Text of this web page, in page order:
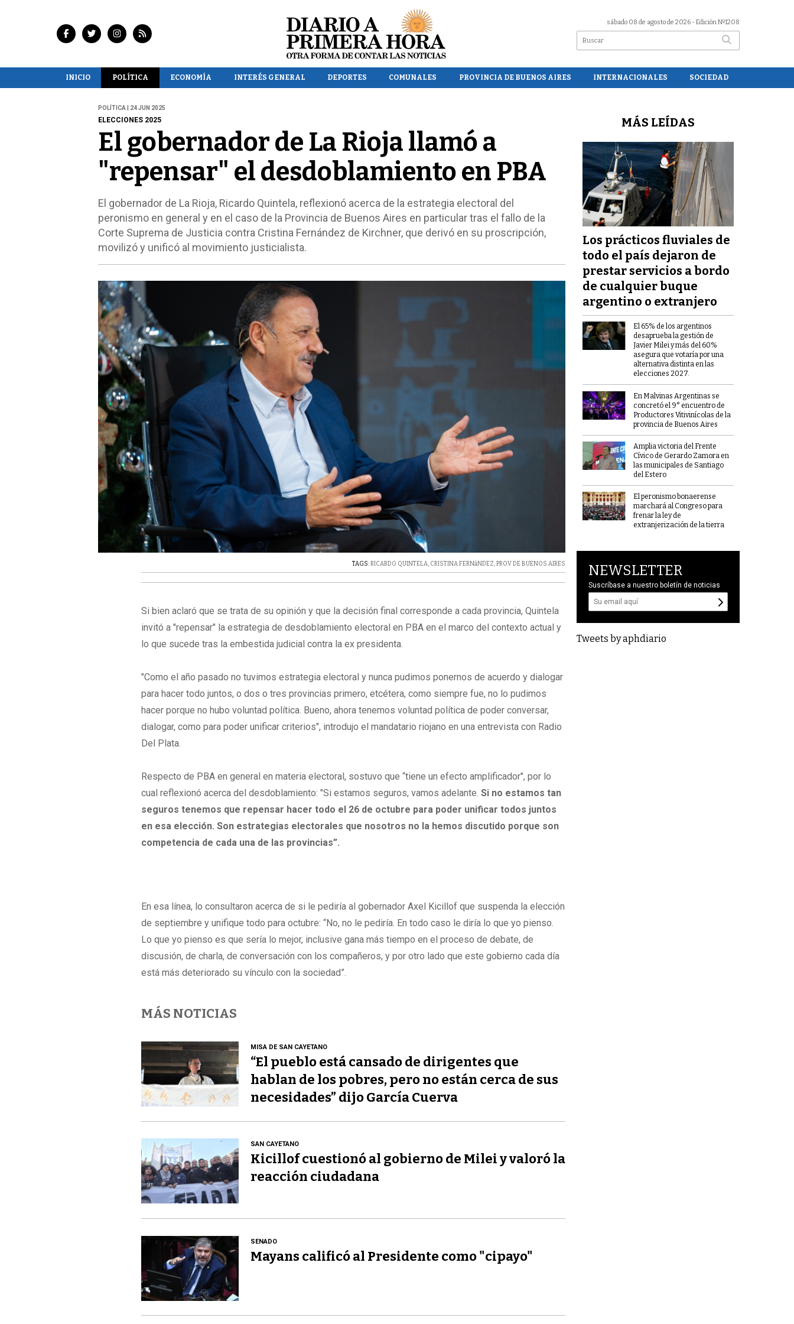
sábado 08 de agosto de 2026 - Edición Nº1208
INICIO POLÍTICA ECONOMÍA INTERÉS GENERAL DEPORTES COMUNALES PROVINCIA DE BUENOS AIRES INTERNACIONALES SOCIEDAD
POLÍTICA | 24 JUN 2025
ELECCIONES 2025
El gobernador de La Rioja llamó a
"repensar" el desdoblamiento en PBA
El gobernador de La Rioja, Ricardo Quintela, reflexionó acerca de la estrategia electoral del
peronismo en general y en el caso de la Provincia de Buenos Aires en particular tras el fallo de la
Corte Suprema de Justicia contra Cristina Fernández de Kirchner, que derivó en su proscripción,
movilizó y unificó al movimiento justicialista.
TAGS:RICARDO QUINTELA, CRISTINA FERNáNDEZ,PROV DE BUENOS AIRES
Si bien aclaró que se trata de su opinión y que la decisión final corresponde a cada provincia, Quintela
invitó a "repensar" la estrategia de desdoblamiento electoral en PBA en el marco del contexto actual y
lo que sucede tras la embestida judicial contra la ex presidenta.
"Como el año pasado no tuvimos estrategia electoral y nunca pudimos ponernos de acuerdo y dialogar
para hacer todo juntos, o dos o tres provincias primero, etcétera, como siempre fue, no lo pudimos
hacer porque no hubo voluntad política. Bueno, ahora tenemos voluntad política de poder conversar,
dialogar, como para poder unificar criterios", introdujo el mandatario riojano en una entrevista con Radio
Del Plata.
Respecto de PBA en general en materia electoral, sostuvo que “tiene un efecto amplificador", por lo
cual reflexionó acerca del desdoblamiento: "Si estamos seguros, vamos adelante.Si no estamos tan
seguros tenemos que repensar hacer todo el 26 de octubre para poder unificar todos juntos
en esa elección. Son estrategias electorales que nosotros no la hemos discutido porque son
competencia de cada una de las provincias”.
En esa línea, lo consultaron acerca de si le pediría al gobernador Axel Kicillof que suspenda la elección
de septiembre y unifique todo para octubre: “No, no le pediría. En todo caso le diría lo que yo pienso.
Lo que yo pienso es que sería lo mejor, inclusive gana más tiempo en el proceso de debate, de
discusión, de charla, de conversación con los compañeros, y por otro lado que este gobierno cada día
está más deteriorado su vínculo con la sociedad”.
MÁS NOTICIAS
MISA DE SAN CAYETANO
“El pueblo está cansado de dirigentes que
hablan de los pobres, pero no están cerca de sus
necesidades” dijo García Cuerva
SAN CAYETANO
Kicillof cuestionó al gobierno de Milei y valoró la
reacción ciudadana
SENADO
Mayans calificó al Presidente como "cipayo"
MÁS LEÍDAS
Los prácticos fluviales de
todo el país dejaron de
prestar servicios a bordo
de cualquier buque
argentino o extranjero
El 65% de los argentinos
desaprueba la gestión de
Javier Milei y más del 60%
asegura que votaría por una
alternativa distinta en las
elecciones 2027.
En Malvinas Argentinas se
concretó el 9° encuentro de
Productores Vitivinícolas de la
provincia de Buenos Aires
Amplia victoria del Frente
Cívico de Gerardo Zamora en
las municipales de Santiago
del Estero
El peronismo bonaerense
marchará al Congreso para
frenar la ley de
extranjerización de la tierra
NEWSLETTER
Suscríbase a nuestro boletín de noticias
Tweets by aphdiario